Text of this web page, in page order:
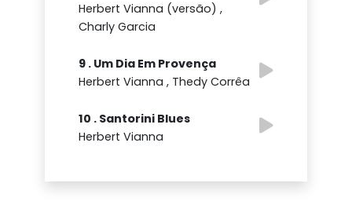
Herbert Vianna (versão) ,
Charly Garcia
9 . Um Dia Em Provença
Herbert Vianna , Thedy Corrêa
10 . Santorini Blues
Herbert Vianna